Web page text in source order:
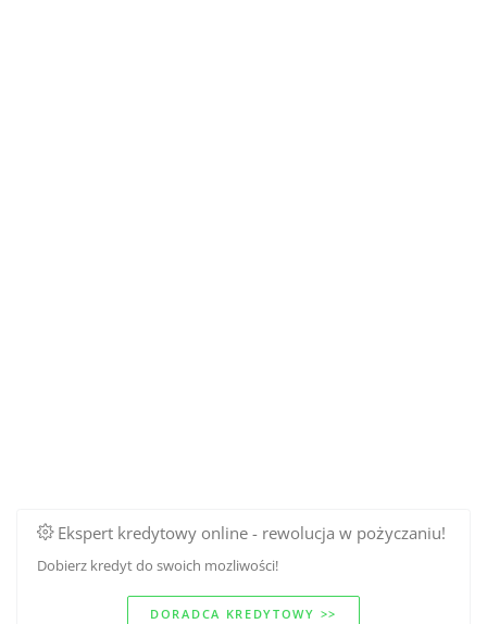
Ekspert kredytowy online - rewolucja w pożyczaniu!
Dobierz kredyt do swoich mozliwości!
DORADCA KREDYTOWY >>